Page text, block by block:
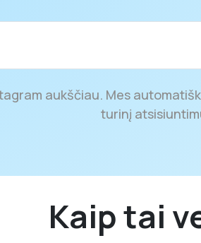
aukščiau. Mes
turinį
Kaip tai